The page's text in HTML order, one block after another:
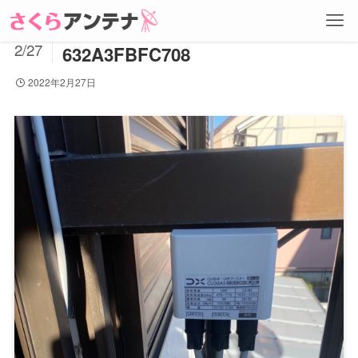
B8900348-C15B-4E35-9829-
632A3FBFC708
2022
2/27
2022年2月27日